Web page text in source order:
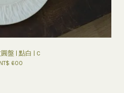
盤 | 點白 | C
NT$ 600